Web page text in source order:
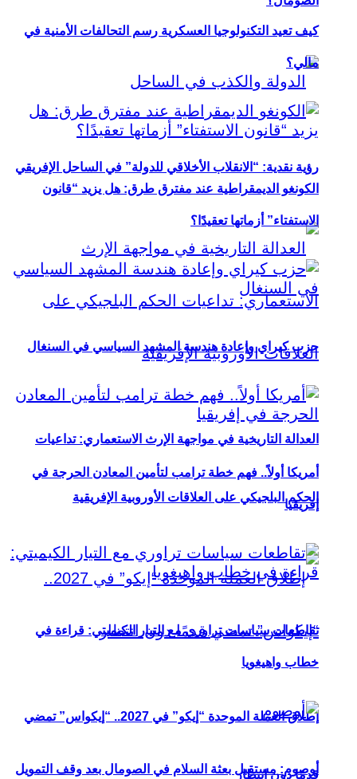
رؤية نقدية: “الانقلاب الأخلاقي للدولة” في الساحل الإفريقي
العدالة التاريخية في مواجهة الإرث الاستعماري: تداعيات
الحكم البلجيكي على العلاقات الأوروبية الإفريقية
إطلاق العملة الموحدة “إيكو” في 2027.. “إيكواس” تمضي
قدمًا دون انتظار
كيف تعيد التكنولوجيا العسكرية رسم التحالفات الأمنية في
مالي؟
الكونغو الديمقراطية عند مفترق طرق: هل يزيد “قانون
الاستفتاء” أزماتها تعقيدًا؟
حزب كيراي وإعادة هندسة المشهد السياسي في السنغال
أمريكا أولاً.. فهم خطة ترامب لتأمين المعادن الحرجة في
إفريقيا
تقاطعات سياسات تراوري مع التيار الكيميتي: قراءة في
خطاب واهيغويا
أوصوم: مستقبل بعثة السلام في الصومال بعد وقف التمويل